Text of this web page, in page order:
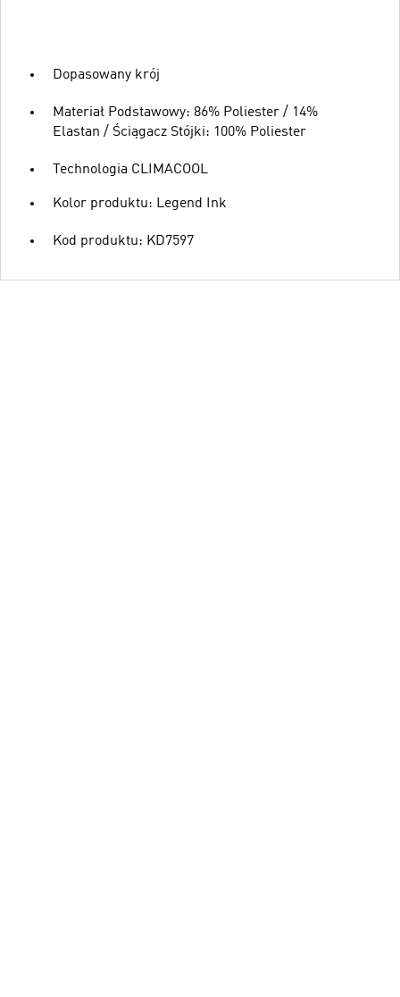
Dopasowany krój
Materiał Podstawowy: 86% Poliester / 14%
Elastan / Ściągacz Stójki: 100% Poliester
Technologia CLIMACOOL
Kolor produktu: Legend Ink
Kod produktu: KD7597